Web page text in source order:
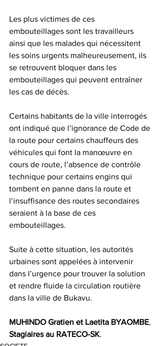
Les plus victimes de ces
embouteillages sont les travailleurs
ainsi que les malades qui nécessitent
les soins urgents malheureusement, ils
se retrouvent bloquer dans les
embouteillages qui peuvent entraîner
les cas de décès.
Certains habitants de la ville interrogés
ont indiqué que l’ignorance de Code de
la route pour certains chauffeurs des
véhicules qui font la manœuvre en
cours de route, l’absence de contrôle
technique pour certains engins qui
tombent en panne dans la route et
l’insuffisance des routes secondaires
seraient à la base de ces
embouteillages.
Suite à cette situation, les autorités
urbaines sont appelées à intervenir
dans l’urgence pour trouver la solution
et rendre fluide la circulation routière
dans la ville de Bukavu.
MUHINDO Gratien et Laetita BYAOMBE,
Stagiaires au RATECO-SK.